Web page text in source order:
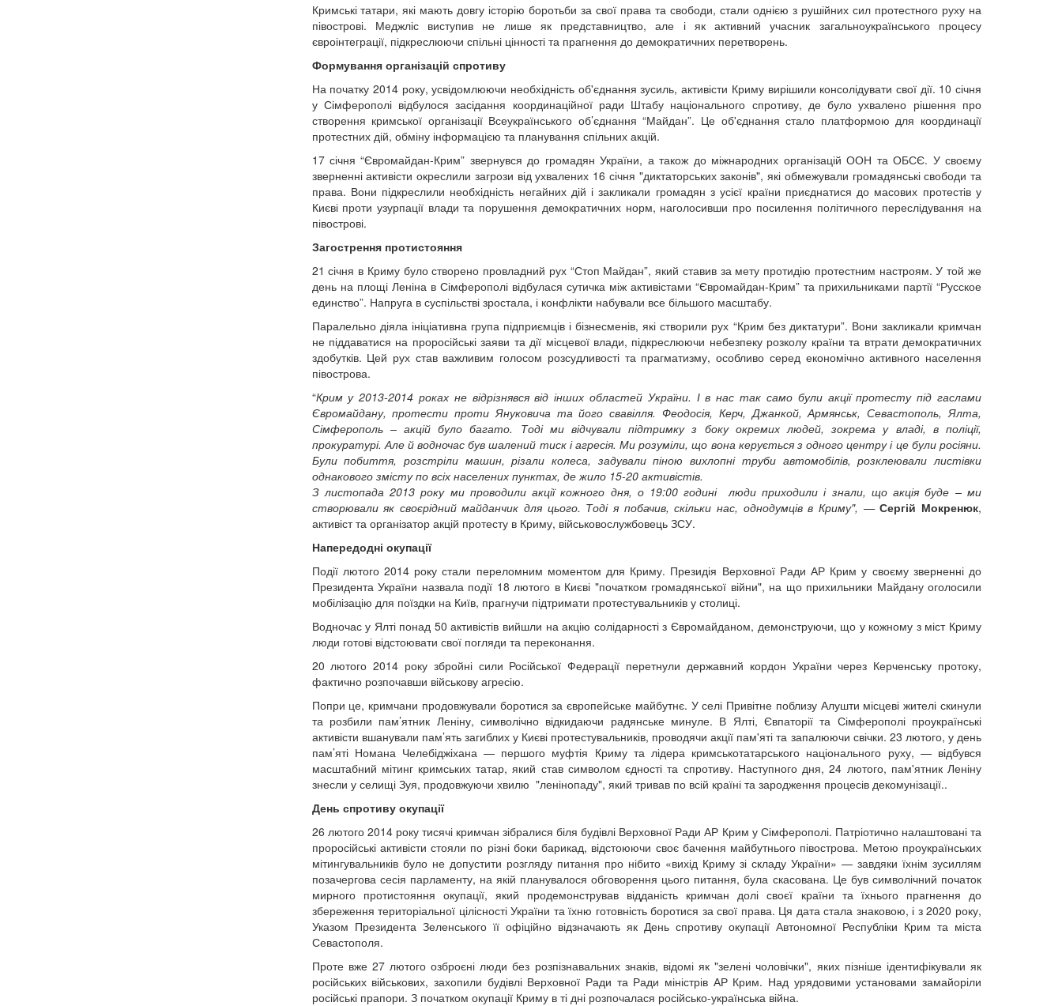
Кримські татари, які мають довгу історію боротьби за свої права та свободи, стали однією з рушійних сил протестного руху на
півострові. Меджліс виступив не лише як представництво, але і як активний учасник загальноукраїнського процесу
євроінтеграції, підкреслюючи спільні цінності та прагнення до демократичних перетворень.
Формування організацій спротиву
На початку 2014 року, усвідомлюючи необхідність об'єднання зусиль, активісти Криму вирішили консолідувати свої дії. 10 січня
у Сімферополі відбулося засідання координаційної ради Штабу національного спротиву, де було ухвалено рішення про
створення кримської організації Всеукраїнського об’єднання “Майдан”. Це об'єднання стало платформою для координації
протестних дій, обміну інформацією та планування спільних акцій.
17 січня “Євромайдан-Крим” звернувся до громадян України, а також до міжнародних організацій ООН та ОБСЄ. У своєму
зверненні активісти окреслили загрози від ухвалених 16 січня "диктаторських законів", які обмежували громадянські свободи та
права. Вони підкреслили необхідність негайних дій і закликали громадян з усієї країни приєднатися до масових протестів у
Києві проти узурпації влади та порушення демократичних норм, наголосивши про посилення політичного переслідування на
півострові.
Загострення протистояння
21 січня в Криму було створено провладний рух “Стоп Майдан”, який ставив за мету протидію протестним настроям. У той же
день на площі Леніна в Сімферополі відбулася сутичка між активістами “Євромайдан-Крим” та прихильниками партії “Русское
единство”. Напруга в суспільстві зростала, і конфлікти набували все більшого масштабу.
Паралельно діяла ініціативна група підприємців і бізнесменів, які створили рух “Крим без диктатури”. Вони закликали кримчан
не піддаватися на проросійські заяви та дії місцевої влади, підкреслюючи небезпеку розколу країни та втрати демократичних
здобутків. Цей рух став важливим голосом розсудливості та прагматизму, особливо серед економічно активного населення
півострова.
“Крим у 2013-2014 роках не відрізнявся від інших областей України. І в нас так само були акції протесту під гаслами
Євромайдану, протести проти Януковича та його свавілля. Феодосія, Керч, Джанкой, Армянськ, Севастополь, Ялта,
Сімферополь – акцій було багато. Тоді ми відчували підтримку з боку окремих людей, зокрема у владі, в поліції,
прокуратурі. Але й водночас був шалений тиск і агресія. Ми розуміли, що вона керується з одного центру і це були росіяни.
Були побиття, розстріли машин, різали колеса, задували піною вихлопні труби автомобілів, розклеювали листівки
однакового змісту по всіх населених пунктах, де жило 15-20 активістів.
З листопада 2013 року ми проводили акції кожного дня, о 19:00 годині люди приходили і знали, що акція буде – ми
створювали як своєрідний майданчик для цього. Тоді я побачив, скільки нас, однодумців в Криму", —Сергій Мокренюк,
активіст та організатор акцій протесту в Криму, військовослужбовець ЗСУ.
Напередодні окупації
Події лютого 2014 року стали переломним моментом для Криму. Президія Верховної Ради АР Крим у своєму зверненні до
Президента України назвала події 18 лютого в Києві "початком громадянської війни", на що прихильники Майдану оголосили
мобілізацію для поїздки на Київ, прагнучи підтримати протестувальників у столиці.
Водночас у Ялті понад 50 активістів вийшли на акцію солідарності з Євромайданом, демонструючи, що у кожному з міст Криму
люди готові відстоювати свої погляди та переконання.
20 лютого 2014 року збройні сили Російської Федерації перетнули державний кордон України через Керченську протоку,
фактично розпочавши військову агресію.
Попри це, кримчани продовжували боротися за європейське майбутнє. У селі Привітне поблизу Алушти місцеві жителі скинули
та розбили пам’ятник Леніну, символічно відкидаючи радянське минуле. В Ялті, Євпаторії та Сімферополі проукраїнські
активісти вшанували пам’ять загиблих у Києві протестувальників, проводячи акції пам'яті та запалюючи свічки. 23 лютого, у день
пам’яті Номана Челебіджіхана — першого муфтія Криму та лідера кримськотатарського національного руху, — відбувся
масштабний мітинг кримських татар, який став символом єдності та спротиву. Наступного дня, 24 лютого, пам'ятник Леніну
знесли у селищі Зуя, продовжуючи хвилю "ленінопаду", який тривав по всій країні та зародження процесів декомунізації..
День спротиву окупації
26 лютого 2014 року тисячі кримчан зібралися біля будівлі Верховної Ради АР Крим у Сімферополі. Патріотично налаштовані та
проросійські активісти стояли по різні боки барикад, відстоюючи своє бачення майбутнього півострова. Метою проукраїнських
мітингувальників було не допустити розгляду питання про нібито «вихід Криму зі складу України» — завдяки їхнім зусиллям
позачергова сесія парламенту, на якій планувалося обговорення цього питання, була скасована. Це був символічний початок
мирного протистояння окупації, який продемонстрував відданість кримчан долі своєї країни та їхнього прагнення до
збереження територіальної цілісності України та їхню готовність боротися за свої права. Ця дата стала знаковою, і з 2020 року,
Указом Президента Зеленського її офіційно відзначають як День спротиву окупації Автономної Республіки Крим та міста
Севастополя.
Проте вже 27 лютого озброєні люди без розпізнавальних знаків, відомі як "зелені чоловічки", яких пізніше ідентифікували як
російських військових, захопили будівлі Верховної Ради та Ради міністрів АР Крим. Над урядовими установами замайоріли
російські прапори. З початком окупації Криму в ті дні розпочалася російсько-українська війна.